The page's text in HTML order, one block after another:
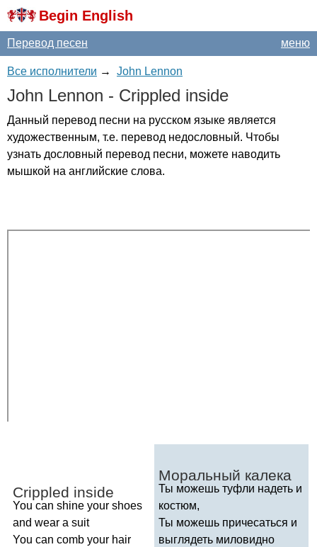
Begin English
меню
Перевод песен
Все исполнители → John Lennon
John Lennon - Crippled inside
Данный перевод песни на русском языке является
художественным, т.е. перевод недословный. Чтобы
узнать дословный перевод песни, можете наводить
мышкой на английские слова.
Crippled inside
You can shine your shoes
and wear a suit
You can comb your hair
Моральный калека
Ты можешь туфли надеть и
костюм,
Ты можешь причесаться и
выглядеть миловидно